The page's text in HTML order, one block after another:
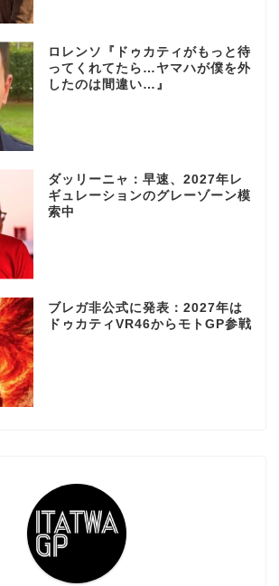
ロレンソ『ドゥカティがもっと待
ってくれてたら…ヤマハが僕を外
したのは間違い…』
ダッリーニャ：早速、2027年レ
ギュレーションのグレーゾーン模
索中
ブレガ非公式に発表：2027年は
ドゥカティVR46からモトGP参戦